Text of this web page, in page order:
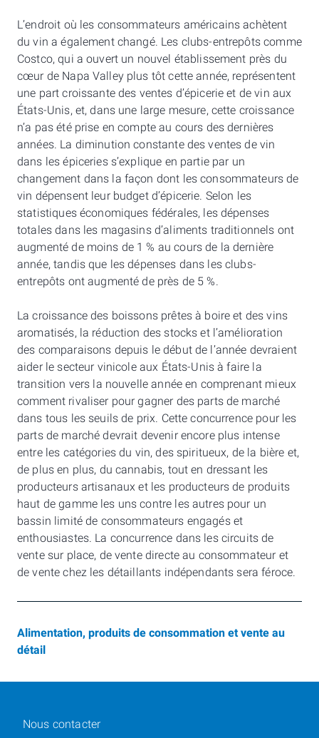
L’endroit où les consommateurs américains achètent
du vin a également changé. Les clubs-entrepôts comme
Costco, qui a ouvert un nouvel établissement près du
cœur de Napa Valley plus tôt cette année, représentent
une part croissante des ventes d’épicerie et de vin aux
États-Unis, et, dans une large mesure, cette croissance
n’a pas été prise en compte au cours des dernières
années. La diminution constante des ventes de vin
dans les épiceries s’explique en partie par un
changement dans la façon dont les consommateurs de
vin dépensent leur budget d’épicerie. Selon les
statistiques économiques fédérales, les dépenses
totales dans les magasins d’aliments traditionnels ont
augmenté de moins de 1 % au cours de la dernière
année, tandis que les dépenses dans les clubs-
entrepôts ont augmenté de près de 5 %.
La croissance des boissons prêtes à boire et des vins
aromatisés, la réduction des stocks et l’amélioration
des comparaisons depuis le début de l’année devraient
aider le secteur vinicole aux États-Unis à faire la
transition vers la nouvelle année en comprenant mieux
comment rivaliser pour gagner des parts de marché
dans tous les seuils de prix. Cette concurrence pour les
parts de marché devrait devenir encore plus intense
entre les catégories du vin, des spiritueux, de la bière et,
de plus en plus, du cannabis, tout en dressant les
producteurs artisanaux et les producteurs de produits
haut de gamme les uns contre les autres pour un
bassin limité de consommateurs engagés et
enthousiastes. La concurrence dans les circuits de
vente sur place, de vente directe au consommateur et
de vente chez les détaillants indépendants sera féroce.
Alimentation, produits de consommation et vente au
détail
Nous contacter